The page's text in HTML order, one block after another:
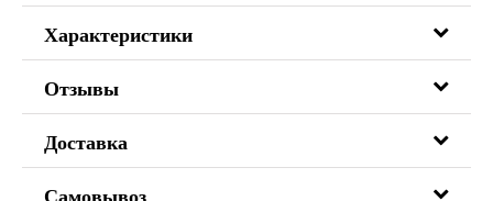
Характеристики
Отзывы
Доставка
Самовывоз